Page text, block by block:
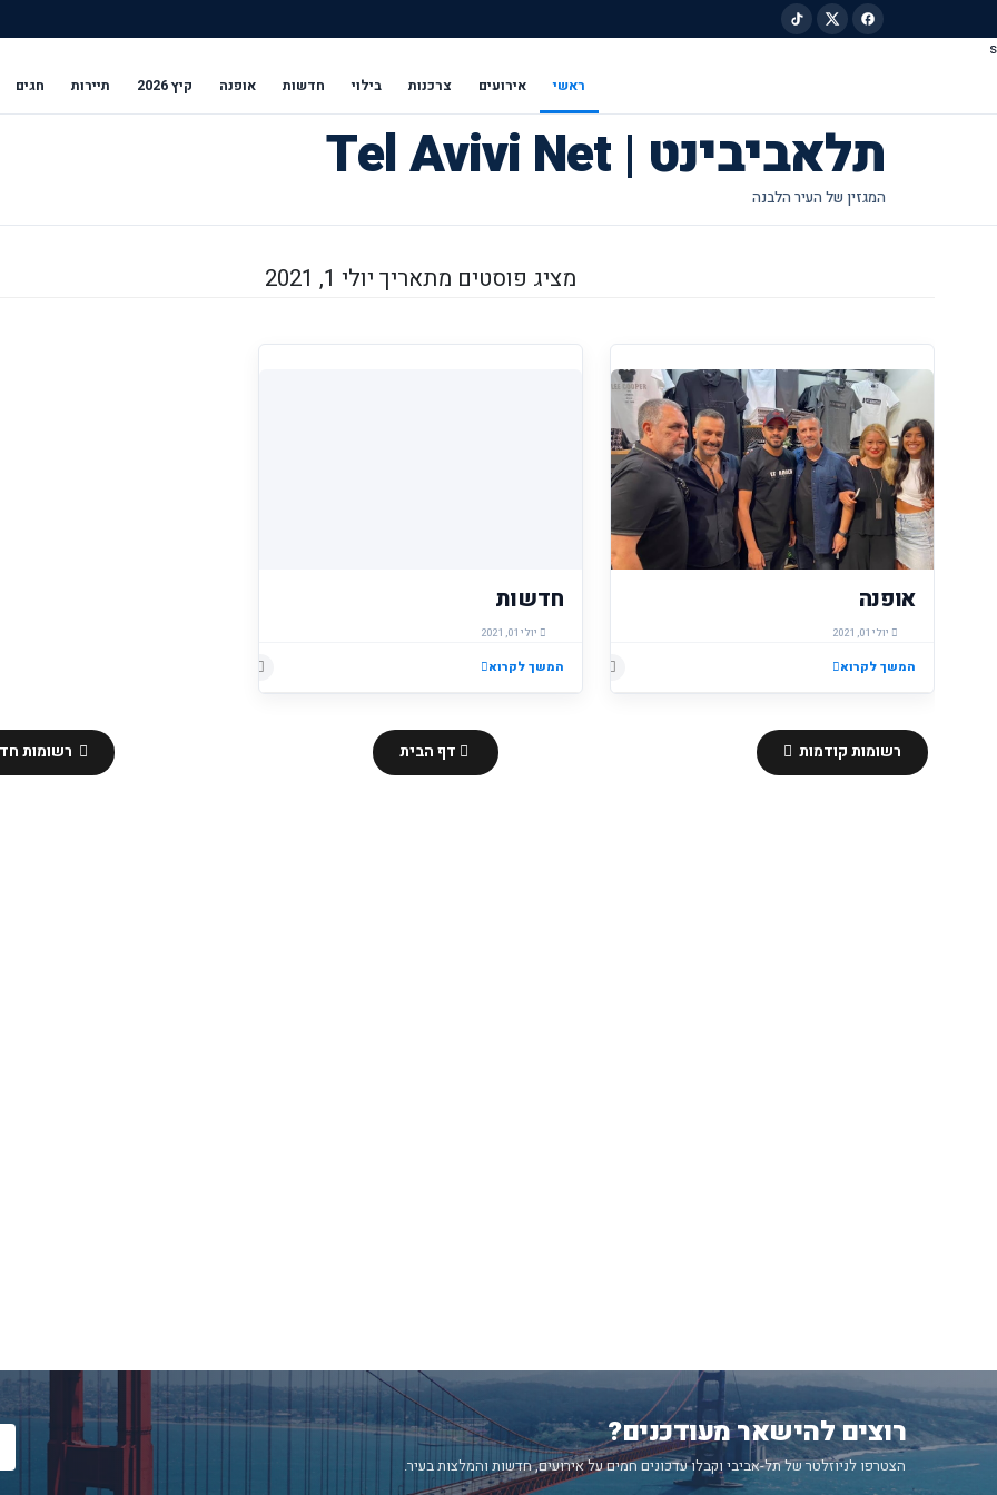
s
ראשי אירועים צרכנות בילוי חדשות אופנה קיץ 2026 תיירות חגים
תלאביבינט | Tel Avivi Net
מציג פוסטים מתאריך יולי 1, 2021
אופנה
יולי 01, 2021
המשך לקרוא הוסף רשומת תגובה
חדשות
יולי 01, 2021
המשך לקרוא
רשומות רשומות קודמות דף הבית
רוצים להישאר מעודכנים?
הצטרפו לניוזלטר של תל-אביבי וקבלו עדכונים חמים על אירועים, חדשות והמלצות בעיר.